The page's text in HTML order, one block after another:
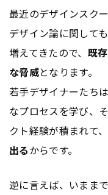
最近のデザインスク
デザイン論に関して
増えてきたので、 既
な脅威となります。
若手デザイナーたち
なプロセスを学び、
クト経験が積まれて、
出るからです。
逆に言えば、いまま